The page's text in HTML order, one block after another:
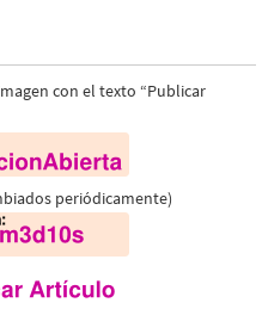
imagen con el texto “Publicar
periódicamente)